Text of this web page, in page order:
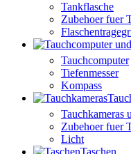
Tankflasche
Zubehoer fuer
Tauchcomputer
Tiefenmesser
Kompass
Tauchkameras
Zubehoer fuer
Licht
Taschen